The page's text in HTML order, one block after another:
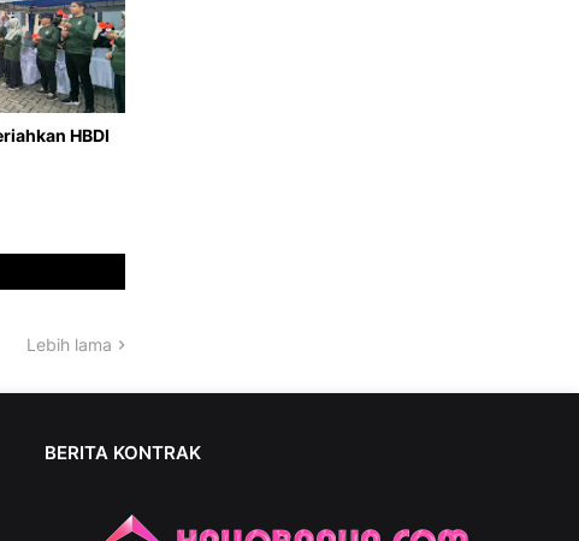
HBDI
Lebih lama
BERITA KONTRAK